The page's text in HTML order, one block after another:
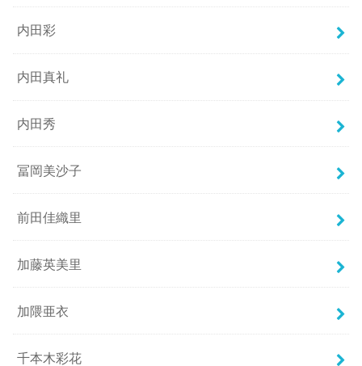
内田彩
内田真礼
内田秀
冨岡美沙子
前田佳織里
加藤英美里
加隈亜衣
千本木彩花